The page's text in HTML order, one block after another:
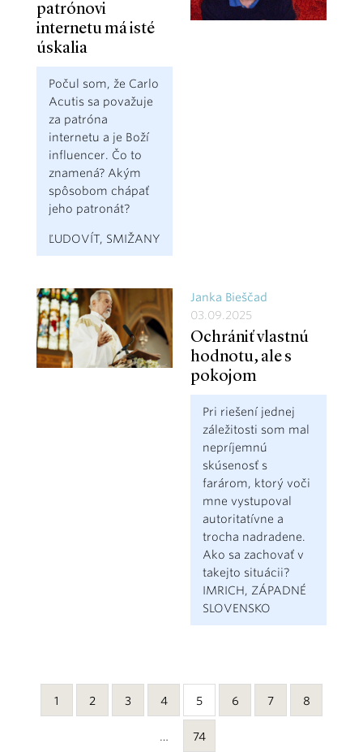
patrónovi
internetu má isté
úskalia
Počul som, že Carlo
Acutis sa považuje
za patróna
internetu a je Boží
influencer. Čo to
znamená? Akým
spôsobom chápať
jeho patronát?
ĽUDOVÍT, SMIŽANY
Janka Bieščad
03.09.2025
Ochrániť vlastnú
hodnotu, ale s
pokojom
Pri riešení jednej
záležitosti som mal
nepríjemnú
skúsenosť s
farárom, ktorý voči
mne vystupoval
autoritatívne a
trocha nadradene.
Ako sa zachovať v
takejto situácii?
IMRICH, ZÁPADNÉ
SLOVENSKO
1 2 3 4 5 6 7 8
… 74